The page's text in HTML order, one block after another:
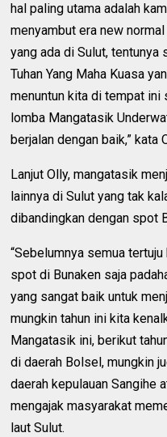
hal paling utama adalah
menyambut era new
yang ada di Sulut,
Tuhan Yang Maha Kuasa
menuntun kita di tempat ini
lomba Mangatasik
berjalan dengan baik,” kata
Lanjut Olly, mangatasik
lainnya di Sulut yang tak
dibandingkan dengan spot
“Sebelumnya semua
spot di Bunaken saja
yang sangat baik untuk
mungkin tahun ini kita
Mangatasik ini, berikut
di daerah Bolsel, mungkin
daerah kepulauan Sangihe
mengajak masyarakat
laut Sulut.